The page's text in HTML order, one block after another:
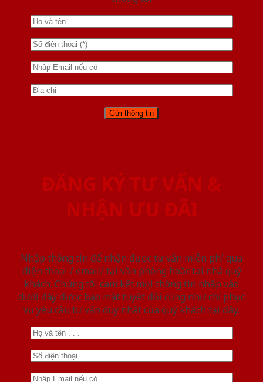
ĐĂNG KÝ TƯ VẤN &
NHẬN ƯU ĐÃI
Nhập thông tin để nhận được tư vấn miễn phí qua
điện thoại / email/ tại văn phòng hoặc tại nhà quý
khách. Chúng tôi cam kết mọi thông tin nhập vào
dưới đây được bảo mật tuyệt đối cũng như chỉ phục
vụ yêu cầu tư vấn duy nhất của quý khách tại đây.